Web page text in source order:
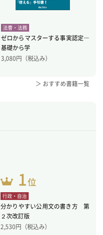
法曹・法務
ゼロからマスターする事実認定―
基礎から学
3,080円（税込み）
＞ おすすめ書籍一覧
行政・自治
分かりやすい公用文の書き方 第
２次改訂版
2,530円（税込み）